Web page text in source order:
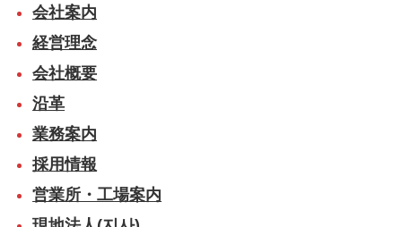
会社案内
経営理念
会社概要
沿革
業務案内
採用情報
営業所・工場案内